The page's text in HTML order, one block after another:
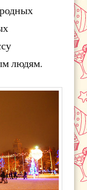
людям.